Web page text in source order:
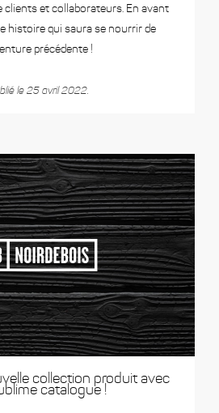
clients et collaborateurs. En avant
histoire qui saura se nourrir de
précédente !
le 25 avril 2022.
collection produit avec
catalogue !